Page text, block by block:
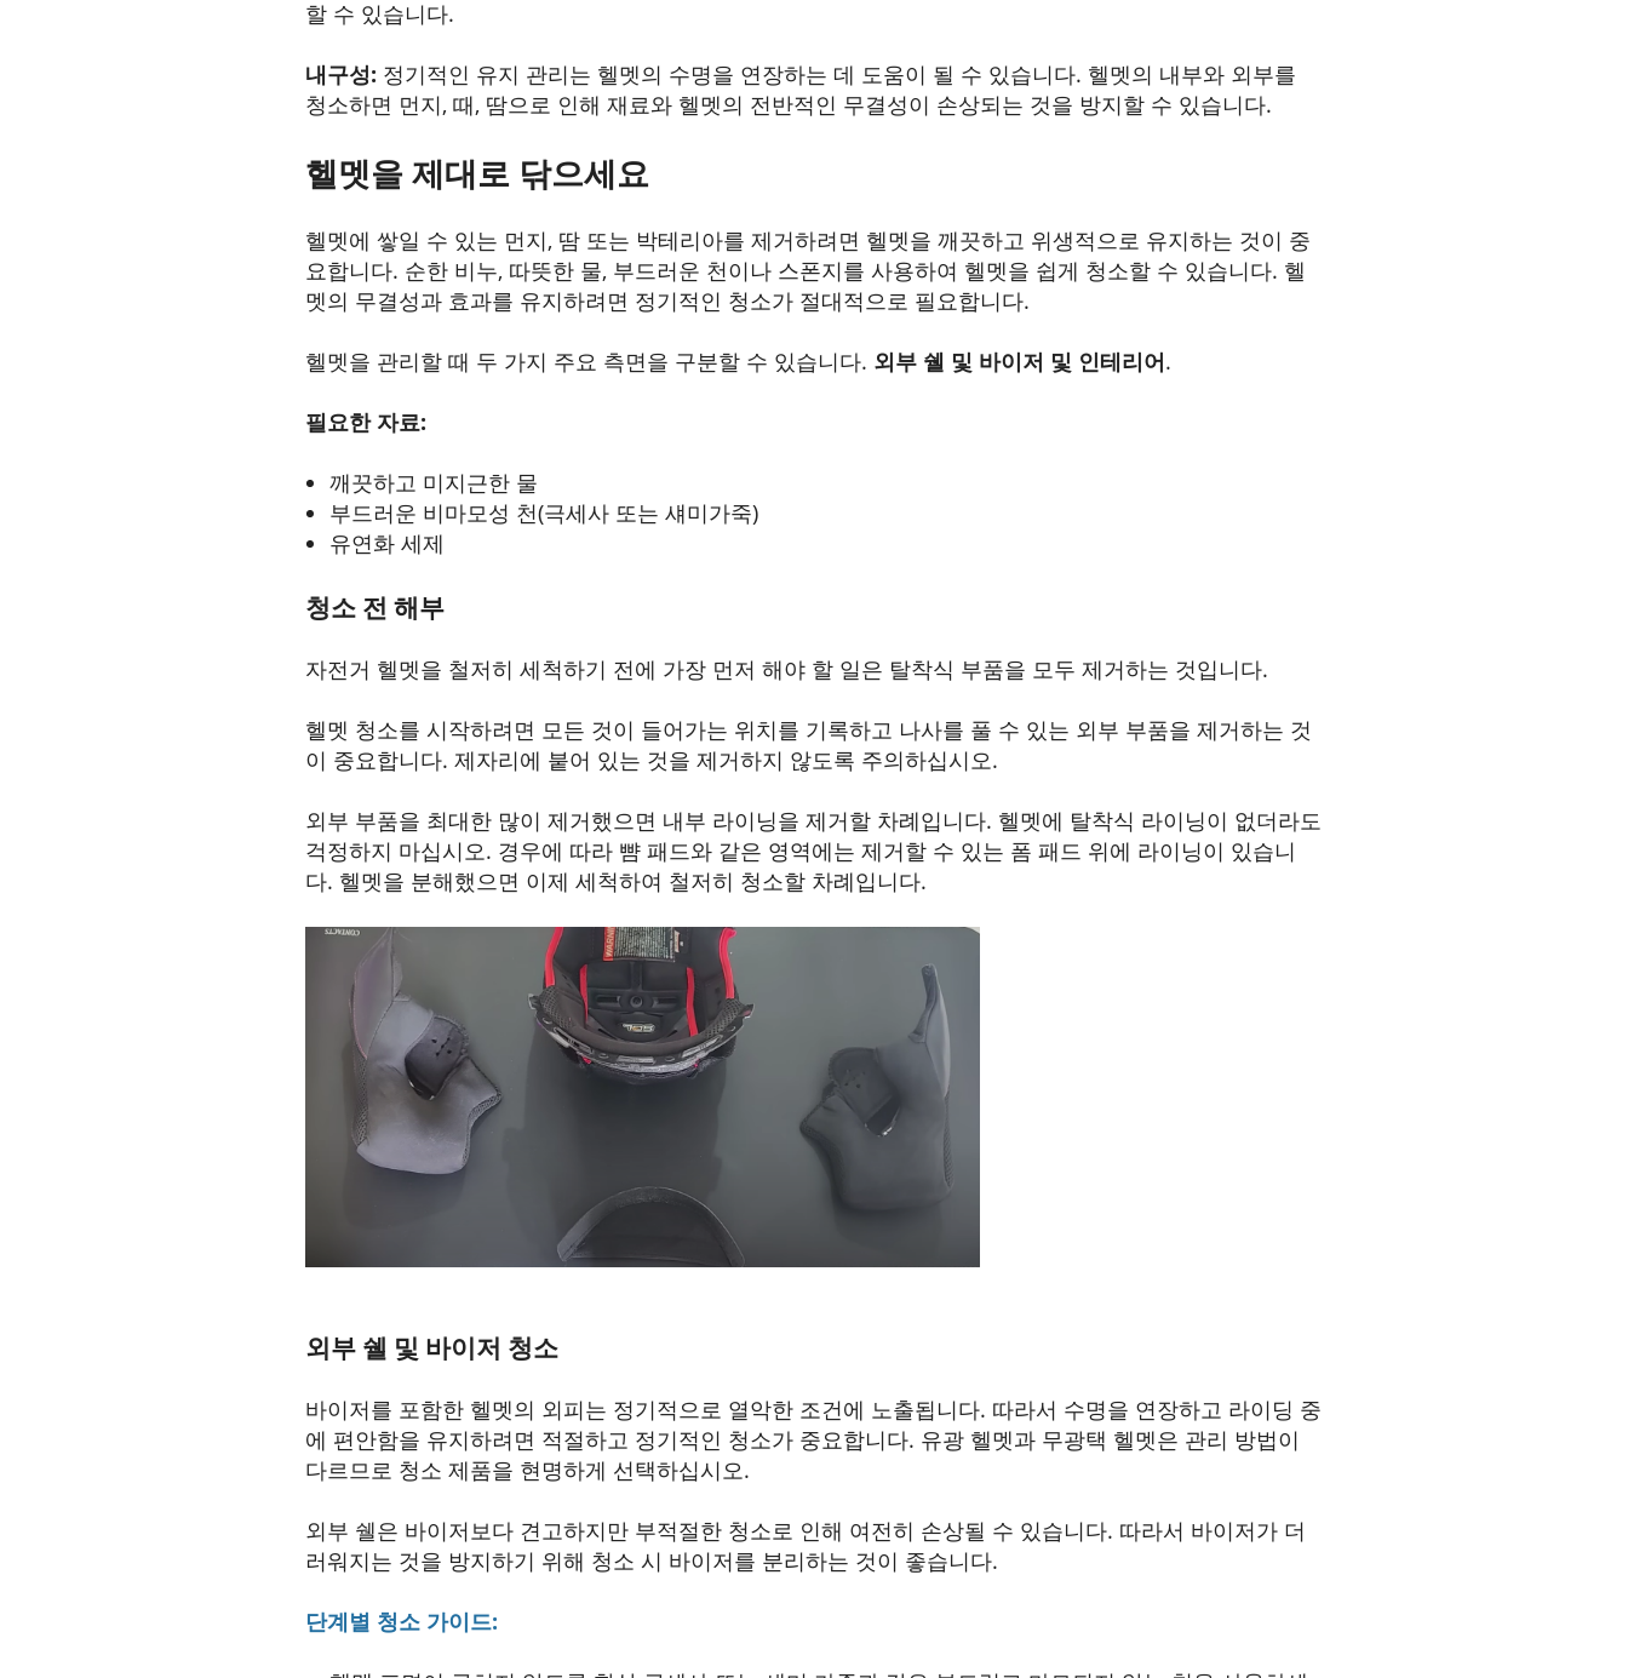
할 수 있습니다.
내구성: 정기적인 유지 관리는 헬멧의 수명을 연장하는 데 도움이 될 수 있습니다. 헬멧의 내부와 외부를
청소하면 먼지, 때, 땀으로 인해 재료와 헬멧의 전반적인 무결성이 손상되는 것을 방지할 수 있습니다.
헬멧을 제대로 닦으세요
헬멧에 쌓일 수 있는 먼지, 땀 또는 박테리아를 제거하려면 헬멧을 깨끗하고 위생적으로 유지하는 것이 중
요합니다. 순한 비누, 따뜻한 물, 부드러운 천이나 스폰지를 사용하여 헬멧을 쉽게 청소할 수 있습니다. 헬
멧의 무결성과 효과를 유지하려면 정기적인 청소가 절대적으로 필요합니다.
헬멧을 관리할 때 두 가지 주요 측면을 구분할 수 있습니다. 외부 쉘 및 바이저 및 인테리어.
필요한 자료:
깨끗하고 미지근한 물
부드러운 비마모성 천(극세사 또는 섀미가죽)
유연화 세제
청소 전 해부
자전거 헬멧을 철저히 세척하기 전에 가장 먼저 해야 할 일은 탈착식 부품을 모두 제거하는 것입니다.
헬멧 청소를 시작하려면 모든 것이 들어가는 위치를 기록하고 나사를 풀 수 있는 외부 부품을 제거하는 것
이 중요합니다. 제자리에 붙어 있는 것을 제거하지 않도록 주의하십시오.
외부 부품을 최대한 많이 제거했으면 내부 라이닝을 제거할 차례입니다. 헬멧에 탈착식 라이닝이 없더라도
걱정하지 마십시오. 경우에 따라 뺨 패드와 같은 영역에는 제거할 수 있는 폼 패드 위에 라이닝이 있습니
다. 헬멧을 분해했으면 이제 세척하여 철저히 청소할 차례입니다.
외부 쉘 및 바이저 청소
바이저를 포함한 헬멧의 외피는 정기적으로 열악한 조건에 노출됩니다. 따라서 수명을 연장하고 라이딩 중
에 편안함을 유지하려면 적절하고 정기적인 청소가 중요합니다. 유광 헬멧과 무광택 헬멧은 관리 방법이
다르므로 청소 제품을 현명하게 선택하십시오.
외부 쉘은 바이저보다 견고하지만 부적절한 청소로 인해 여전히 손상될 수 있습니다. 따라서 바이저가 더
러워지는 것을 방지하기 위해 청소 시 바이저를 분리하는 것이 좋습니다.
단계별 청소 가이드: